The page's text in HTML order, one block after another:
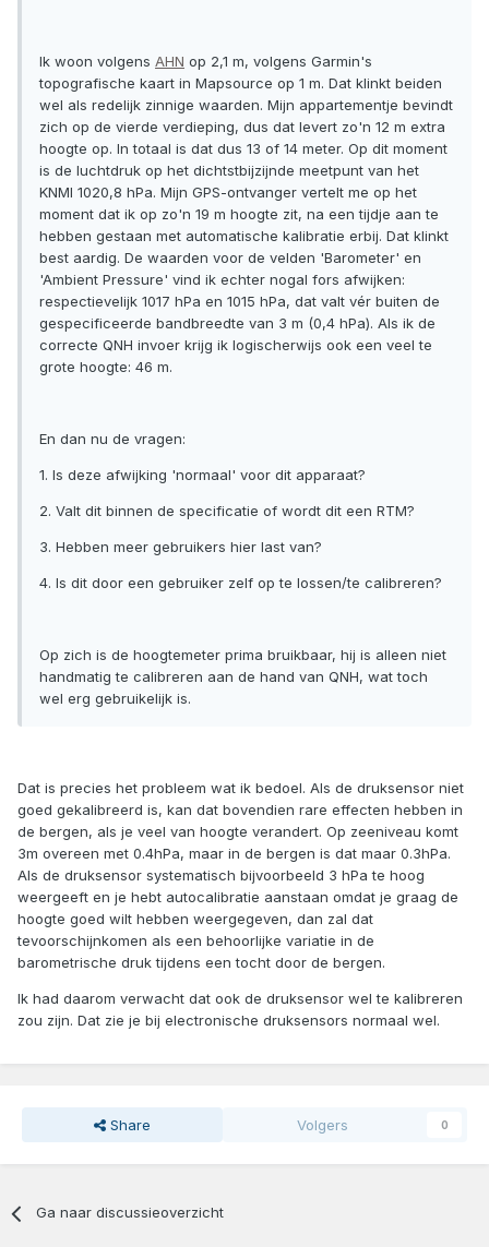
Ik woon volgens AHN op 2,1 m, volgens Garmin's
topografische kaart in Mapsource op 1 m. Dat klinkt beiden
wel als redelijk zinnige waarden. Mijn appartementje bevindt
zich op de vierde verdieping, dus dat levert zo'n 12 m extra
hoogte op. In totaal is dat dus 13 of 14 meter. Op dit moment
is de luchtdruk op het dichtstbijzijnde meetpunt van het
KNMI 1020,8 hPa. Mijn GPS-ontvanger vertelt me op het
moment dat ik op zo'n 19 m hoogte zit, na een tijdje aan te
hebben gestaan met automatische kalibratie erbij. Dat klinkt
best aardig. De waarden voor de velden 'Barometer' en
'Ambient Pressure' vind ik echter nogal fors afwijken:
respectievelijk 1017 hPa en 1015 hPa, dat valt vér buiten de
gespecificeerde bandbreedte van 3 m (0,4 hPa). Als ik de
correcte QNH invoer krijg ik logischerwijs ook een veel te
grote hoogte: 46 m.
En dan nu de vragen:
1. Is deze afwijking 'normaal' voor dit apparaat?
2. Valt dit binnen de specificatie of wordt dit een RTM?
3. Hebben meer gebruikers hier last van?
4. Is dit door een gebruiker zelf op te lossen/te calibreren?
Op zich is de hoogtemeter prima bruikbaar, hij is alleen niet
handmatig te calibreren aan de hand van QNH, wat toch
wel erg gebruikelijk is.
Dat is precies het probleem wat ik bedoel. Als de druksensor niet
goed gekalibreerd is, kan dat bovendien rare effecten hebben in
de bergen, als je veel van hoogte verandert. Op zeeniveau komt
3m overeen met 0.4hPa, maar in de bergen is dat maar 0.3hPa.
Als de druksensor systematisch bijvoorbeeld 3 hPa te hoog
weergeeft en je hebt autocalibratie aanstaan omdat je graag de
hoogte goed wilt hebben weergegeven, dan zal dat
tevoorschijnkomen als een behoorlijke variatie in de
barometrische druk tijdens een tocht door de bergen.
Ik had daarom verwacht dat ook de druksensor wel te kalibreren
zou zijn. Dat zie je bij electronische druksensors normaal wel.
Share Volgers 0
Ga naar discussieoverzicht